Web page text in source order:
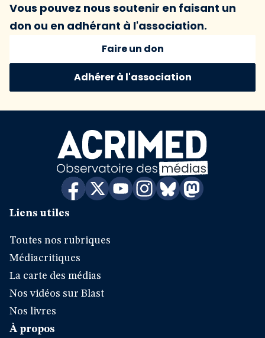
Vous pouvez nous soutenir en faisant un
don ou en adhérant à l'association.
Faire un don
Adhérer à l'association
Liens utiles
Toutes nos rubriques
Médiacritiques
La carte des médias
Nos vidéos sur Blast
Nos livres
À propos